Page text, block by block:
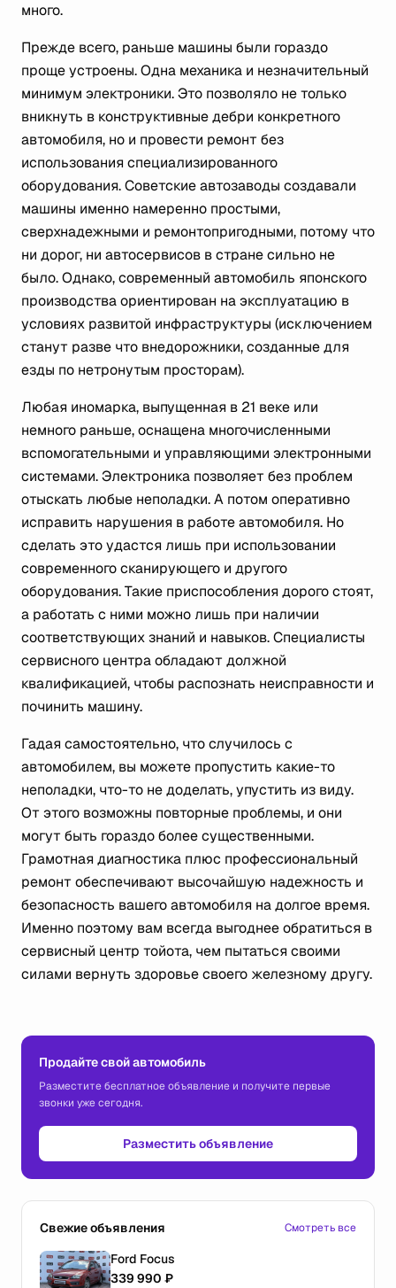
много.
Прежде всего, раньше машины были гораздо
проще устроены. Одна механика и незначительный
минимум электроники. Это позволяло не только
вникнуть в конструктивные дебри конкретного
автомобиля, но и провести ремонт без
использования специализированного
оборудования. Советские автозаводы создавали
машины именно намеренно простыми,
сверхнадежными и ремонтопригодными, потому что
ни дорог, ни автосервисов в стране сильно не
было. Однако, современный автомобиль японского
производства ориентирован на эксплуатацию в
условиях развитой инфраструктуры (исключением
станут разве что внедорожники, созданные для
езды по нетронутым просторам).
Любая иномарка, выпущенная в 21 веке или
немного раньше, оснащена многочисленными
вспомогательными и управляющими электронными
системами. Электроника позволяет без проблем
отыскать любые неполадки. А потом оперативно
исправить нарушения в работе автомобиля. Но
сделать это удастся лишь при использовании
современного сканирующего и другого
оборудования. Такие приспособления дорого стоят,
а работать с ними можно лишь при наличии
соответствующих знаний и навыков. Специалисты
сервисного центра обладают должной
квалификацией, чтобы распознать неисправности и
починить машину.
Гадая самостоятельно, что случилось с
автомобилем, вы можете пропустить какие-то
неполадки, что-то не доделать, упустить из виду.
От этого возможны повторные проблемы, и они
могут быть гораздо более существенными.
Грамотная диагностика плюс профессиональный
ремонт обеспечивают высочайшую надежность и
безопасность вашего автомобиля на долгое время.
Именно поэтому вам всегда выгоднее обратиться в
сервисный центр тойота, чем пытаться своими
силами вернуть здоровье своего железному другу.
Продайте свой автомобиль
Разместите бесплатное объявление и получите первые
звонки уже сегодня.
Разместить объявление
Свежие объявления Смотреть все
Ford Focus
339 990 ₽